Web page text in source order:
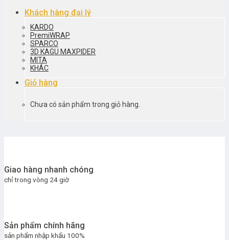
Khách hàng đại lý
KARDO
PremiWRAP
SPARCO
3D KAGU MAXPIDER
MITA
KHÁC
Giỏ hàng
Chưa có sản phẩm trong giỏ hàng.
Giao hàng nhanh chóng
chỉ trong vòng 24 giờ
Sản phẩm chính hãng
sản phẩm nhập khẩu 100%